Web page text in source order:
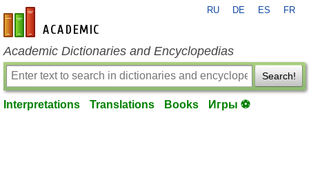
en-academic.com
RU DE ES FR
Academic Dictionaries and Encyclopedias
Search!
Interpretations Translations Books Игры ⚽